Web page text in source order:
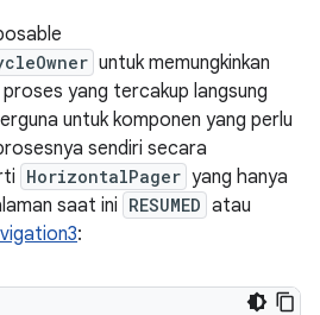
untuk memungkinkan
yang tercakup langsung
untuk komponen yang perlu
sendiri secara
HorizontalPager yang hanya
saat ini RESUMED atau
: